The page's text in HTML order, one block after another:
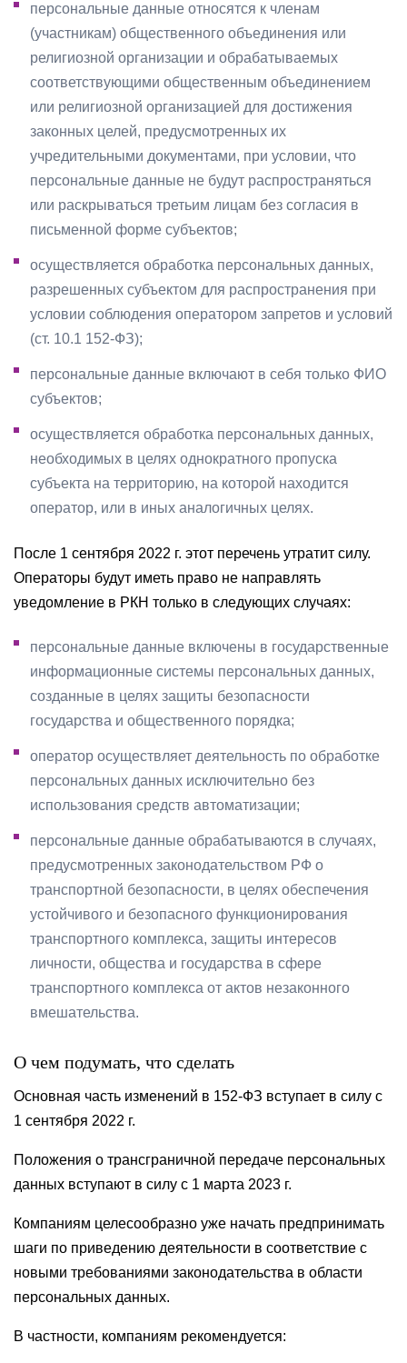
персональные данные относятся к членам
(участникам) общественного объединения или
религиозной организации и обрабатываемых
соответствующими общественным объединением
или религиозной организацией для достижения
законных целей, предусмотренных их
учредительными документами, при условии, что
персональные данные не будут распространяться
или раскрываться третьим лицам без согласия в
письменной форме субъектов;
осуществляется обработка персональных данных,
разрешенных субъектом для распространения при
условии соблюдения оператором запретов и условий
(ст. 10.1 152-ФЗ);
персональные данные включают в себя только ФИО
субъектов;
осуществляется обработка персональных данных,
необходимых в целях однократного пропуска
субъекта на территорию, на которой находится
оператор, или в иных аналогичных целях.
После 1 сентября 2022 г. этот перечень утратит силу.
Операторы будут иметь право не направлять
уведомление в РКН только в следующих случаях:
персональные данные включены в государственные
информационные системы персональных данных,
созданные в целях защиты безопасности
государства и общественного порядка;
оператор осуществляет деятельность по обработке
персональных данных исключительно без
использования средств автоматизации;
персональные данные обрабатываются в случаях,
предусмотренных законодательством РФ о
транспортной безопасности, в целях обеспечения
устойчивого и безопасного функционирования
транспортного комплекса, защиты интересов
личности, общества и государства в сфере
транспортного комплекса от актов незаконного
вмешательства.
О чем подумать, что сделать
Основная часть изменений в 152-ФЗ вступает в силу с
1 сентября 2022 г.
Положения о трансграничной передаче персональных
данных вступают в силу с 1 марта 2023 г.
Компаниям целесообразно уже начать предпринимать
шаги по приведению деятельности в соответствие с
новыми требованиями законодательства в области
персональных данных.
В частности, компаниям рекомендуется: